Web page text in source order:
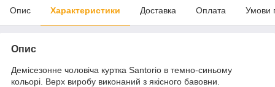
Опис Характеристики Доставка Оплата Умови
Опис
Демісезонне чоловіча куртка Santorio в темно-синьому
кольорі. Верх виробу виконаний з якісного бавовни.